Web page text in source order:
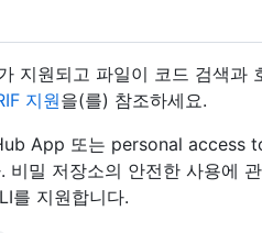
지원되고 파일이 코드 검색과
지원을(를) 참조하세요.
App 또는 personal access
비밀 저장소의 안전한 사용에
를 지원합니다.